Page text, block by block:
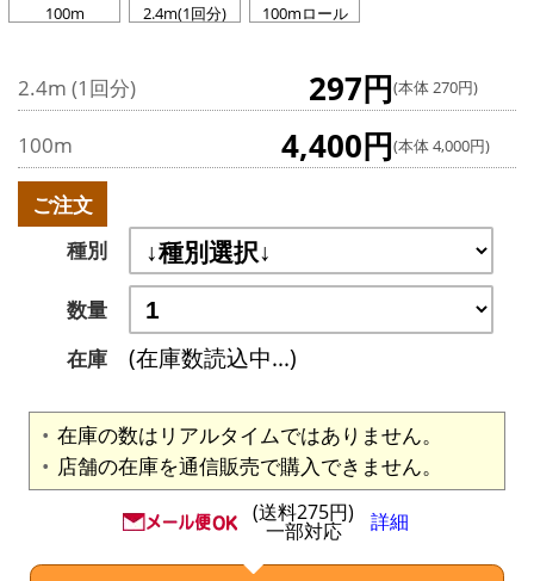
100m 2.4m(1回分) 100mロール
2.4m (1回分) 297円(本体 270円)
100m 4,400円(本体 4,000円)
ご注文
種別
数量
在庫
(在庫数読込中...)
在庫の数はリアルタイムではありません。
店舗の在庫を通信販売で購入できません。
(送料275円)
一部対応 詳細